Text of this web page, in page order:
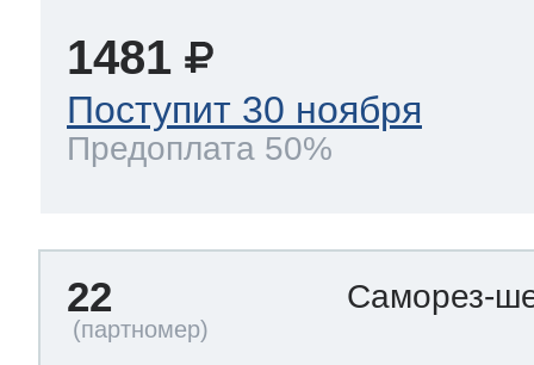
1481
Поступит 30 ноября
Предоплата 50%
22 Саморез-